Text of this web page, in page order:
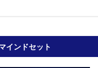
インドセット